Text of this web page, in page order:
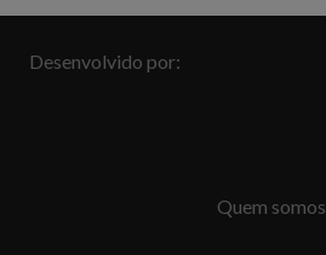
Desenvolvido por:
Quem somos